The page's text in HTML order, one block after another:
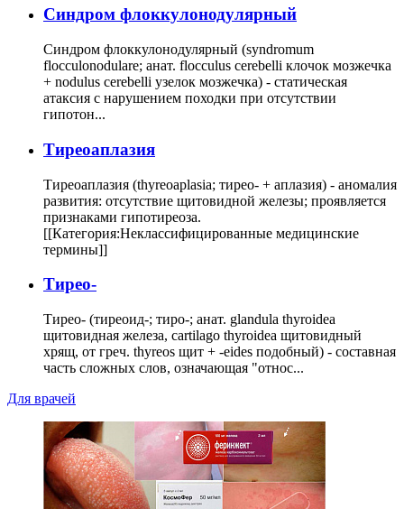
Cиндром флоккулонодулярный
Синдром флоккулонодулярный (syndromum
flocculonodulare; анат. flocculus cerebelli клочок мозжечка
+ nodulus cerebelli узелок мозжечка) - статическая
атаксия с нарушением походки при отсутствии
гипотон...
Тиреоаплазия
Тиреоаплазия (thyreoaplasia; тирео- + аплазия) - аномалия
развития: отсутствие щитовидной железы; проявляется
признаками гипотиреоза.
[[Категория:Неклассифицированные медицинские
термины]]
Тирео-
Тирео- (тиреоид-; тиро-; анат. glandula thyroidea
щитовидная железа, cartilago thyroidea щитовидный
хрящ, от греч. thyreos щит + -eides подобный) - составная
часть сложных слов, означающая "относ...
Для врачей